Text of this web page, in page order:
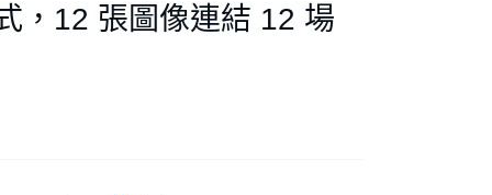
，12 張圖像連結 12 場